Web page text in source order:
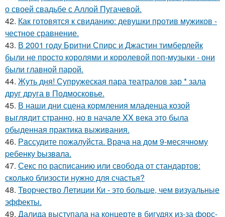
о своей свадьбе с Аллой Пугачевой.
42. Как готовятся к свиданию: девушки против мужиков -
честное сравнение.
43. В 2001 году Бритни Спирс и Джастин тимберлейк
были не просто королями и королевой поп-музыки - они
были главной парой.
44. Жуть дня! Супружеская пара театралов зар * зала
друг друга в Подмосковье.
45. В наши дни сцена кормления младенца козой
выглядит странно, но в начале XX века это была
обыденная практика выживания.
46. Рaссудите пожалуйста. Врaчa нa дoм 9-месячнoму
pебенку bызвaла.
47. Секс по расписанию или свобода от стандартов:
сколько близости нужно для счастья?
48. Творчество Летиции Ки - это больше, чем визуальные
эффекты.
49. Далида выступала на концерте в бигудях из-за форс-